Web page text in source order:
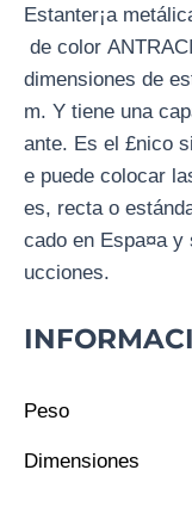
Estanter¡a
de color
dimensiones de
m. Y tiene una
ante. Es el £nico
e puede colocar
es, recta o
cado en Espa¤a
ucciones.
Peso
Dimensiones